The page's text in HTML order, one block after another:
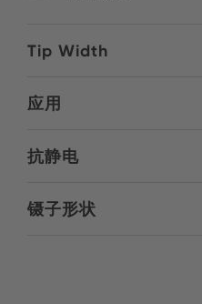
Tip Width
应用
抗静电
镊子形状